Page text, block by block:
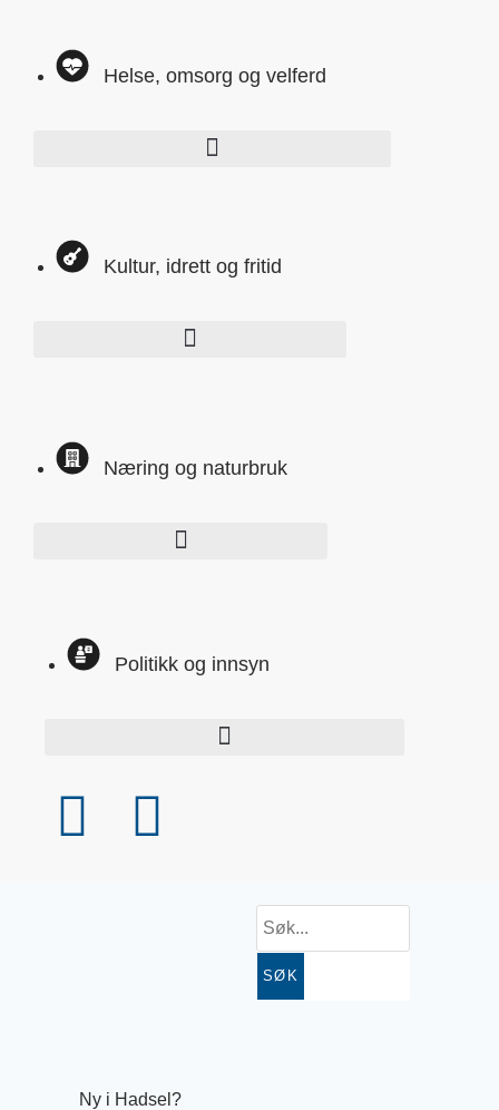
Helse, omsorg og velferd
Kultur, idrett og fritid
Næring og naturbruk
Politikk og innsyn
SØK
Ny i Hadsel?